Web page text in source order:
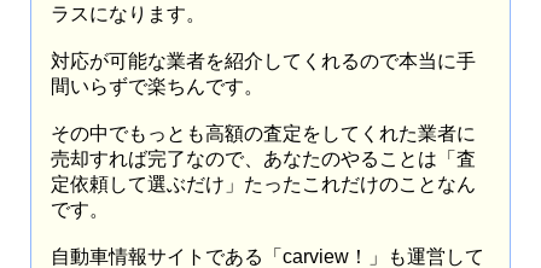
ラスになります。
対応が可能な業者を紹介してくれるので本当に手
間いらずで楽ちんです。
その中でもっとも高額の査定をしてくれた業者に
売却すれば完了なので、あなたのやることは「査
定依頼して選ぶだけ」たったこれだけのことなん
です。
自動車情報サイトである「carview！」も運営して